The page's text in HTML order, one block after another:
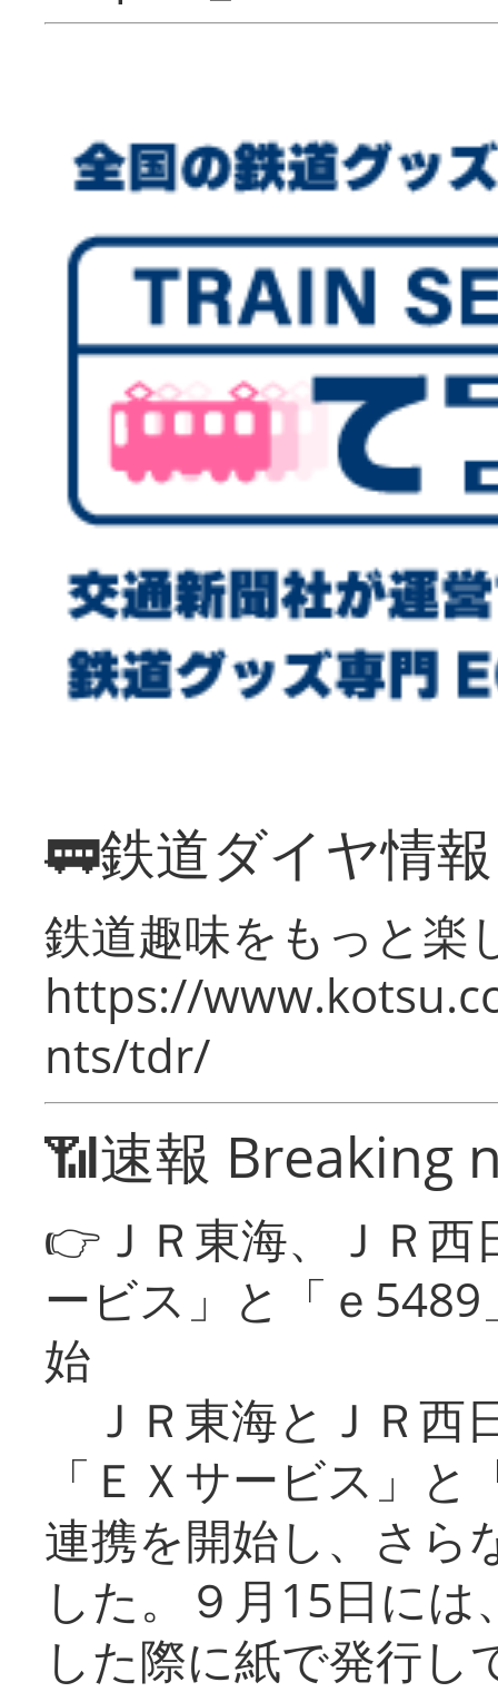
🚃鉄道ダイヤ情
鉄道趣味をもっと楽
https://
nts/tdr/
📶速報 Breaking
👉ＪＲ東海、ＪＲ
ービス」と「ｅ
始
ＪＲ東海とＪＲ西
「ＥＸサービス」
連携を開始し、さら
した。９月15日に
した際に紙で発行し